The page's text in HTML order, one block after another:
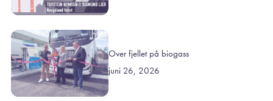
Over fjellet på biogass
juni 26, 2026